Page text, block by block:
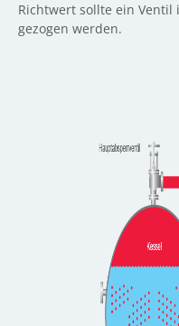
Richtwert sollte ein
gezogen werden.